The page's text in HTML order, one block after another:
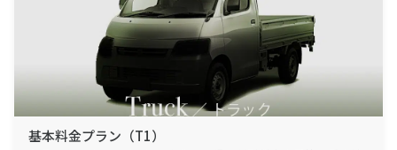
基本料金プラン（T1）